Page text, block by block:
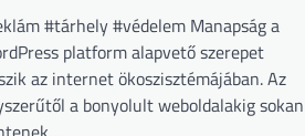
#tárhely #védelem Manapság a
platform alapvető szerepet
az internet ökoszisztémájában. Az
a bonyolult weboldalakig sokan